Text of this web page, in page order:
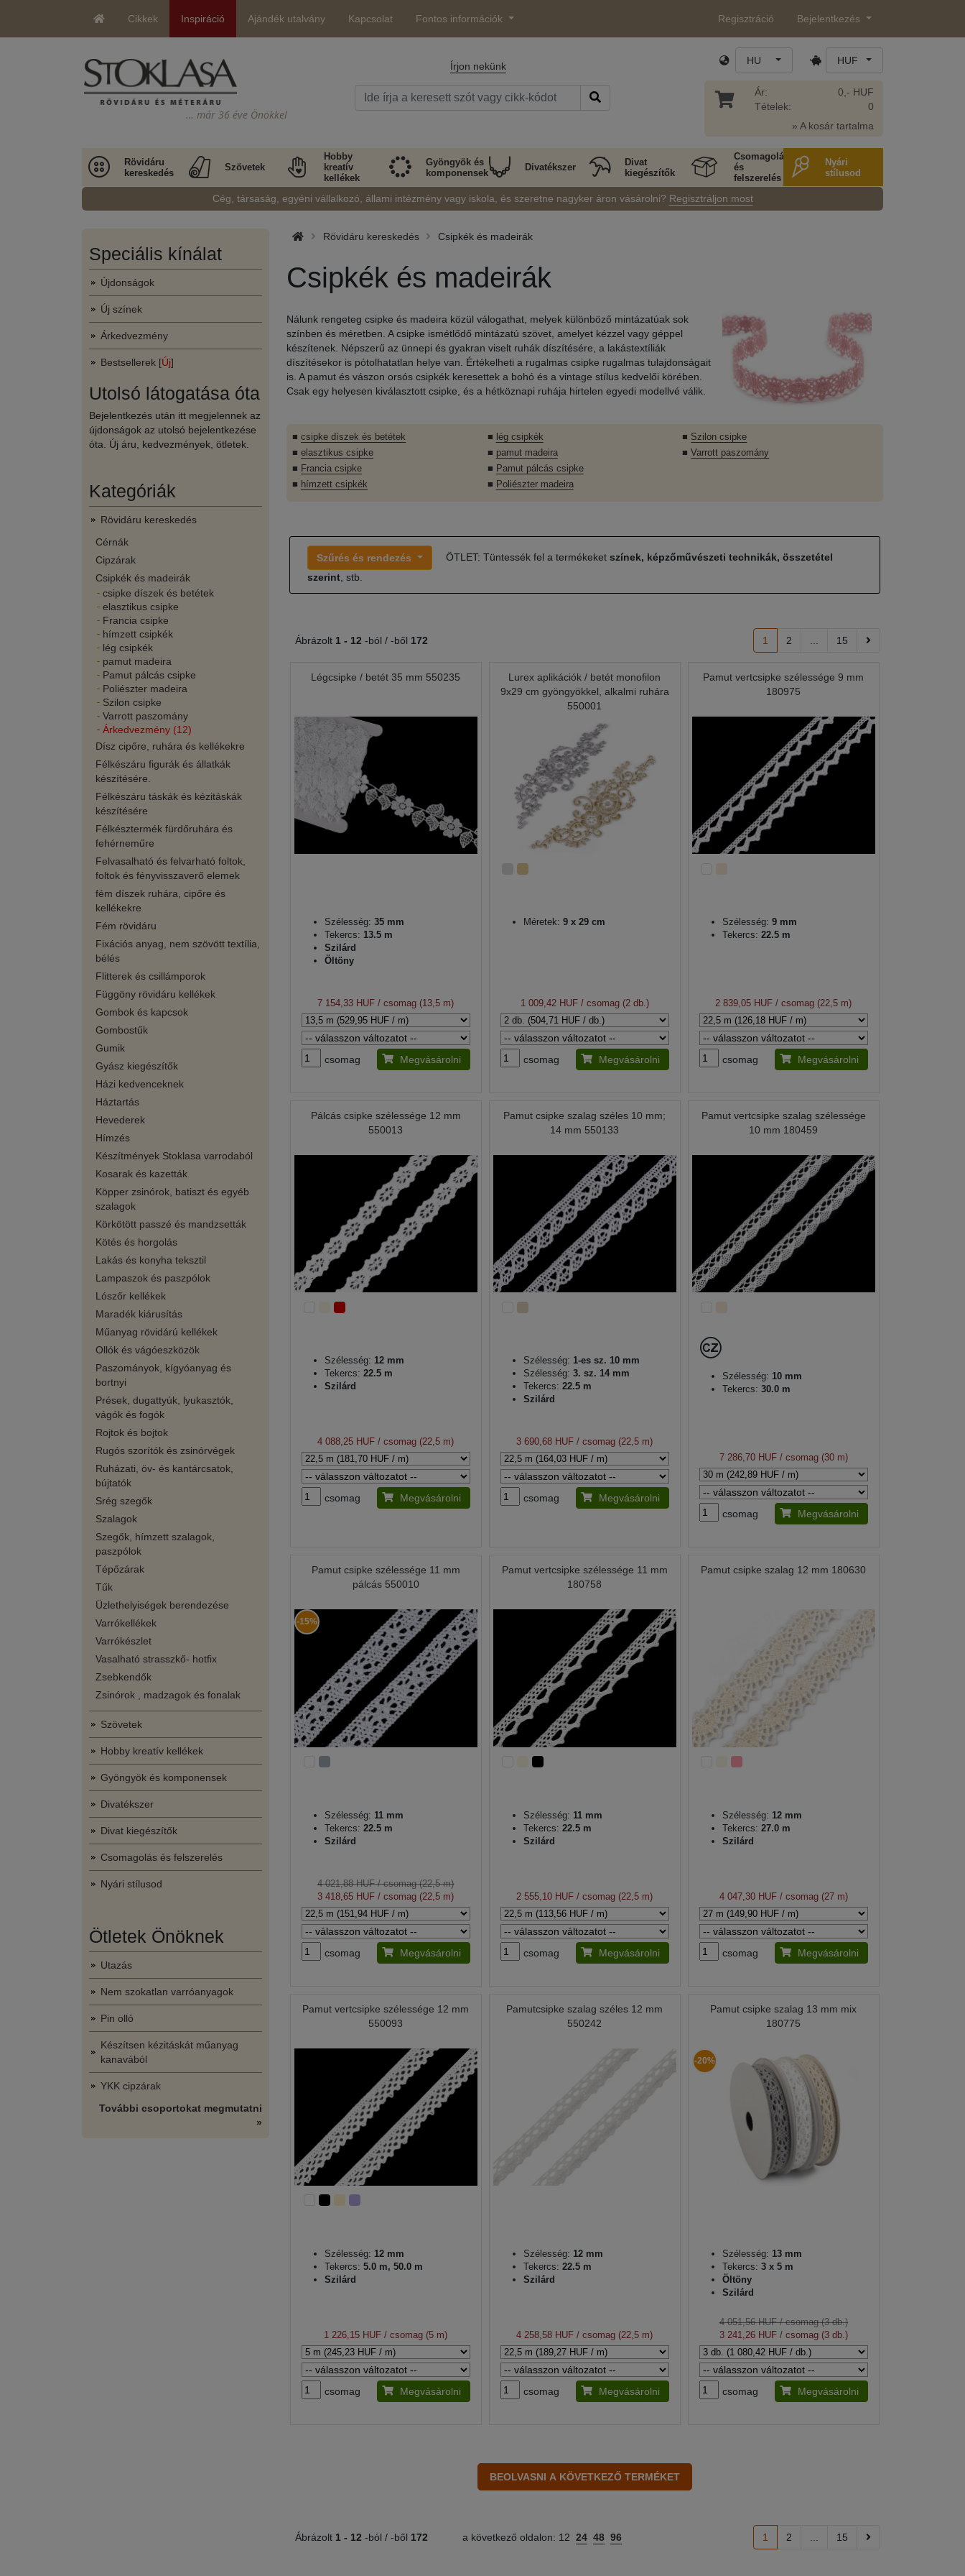
Cikkek Inspiráció Ajándék utalvány Kapcsolat Fontos információk Regisztráció Bejelentkezés
… már 36 éve Önökkel
Írjon nekünk HU HUF
Ár:
Tételek:
0,- HUF
0
» A kosár tartalma
Rövidáru
kereskedés
Szövetek
Hobby
kreatív
kellékek
Gyöngyök és
komponensek
Divatékszer
Divat
kiegészítők
Csomagolás
és
felszerelés
Nyári
stílusod
Cég, társaság, egyéni vállalkozó, állami intézmény vagy iskola, és szeretne nagyker áron vásárolni? Regisztráljon most
Speciális kínálat
Újdonságok
Új színek
Árkedvezmény
Bestsellerek [Új]
Utolsó látogatása óta
Bejelentkezés után itt megjelennek az
újdonságok az utolsó bejelentkezése
óta. Új áru, kedvezmények, ötletek.
Kategóriák
Rövidáru kereskedés
Cérnák
Cipzárak
Csipkék és madeirák
csipke díszek és betétek
elasztikus csipke
Francia csipke
hímzett csipkék
lég csipkék
pamut madeira
Pamut pálcás csipke
Poliészter madeira
Szilon csipke
Varrott paszomány
Árkedvezmény (12)
Dísz cipőre, ruhára és kellékekre
Félkészáru figurák és állatkák
készítésére.
Félkészáru táskák és kézitáskák
készítésére
Félkésztermék fürdőruhára és
fehérneműre
Felvasalható és felvarható foltok,
foltok és fényvisszaverő elemek
fém díszek ruhára, cipőre és
kellékekre
Fém rövidáru
Fixációs anyag, nem szövött textília,
bélés
Flitterek és csillámporok
Függöny rövidáru kellékek
Gombok és kapcsok
Gombostűk
Gumik
Gyász kiegészítők
Házi kedvenceknek
Háztartás
Hevederek
Hímzés
Készítmények Stoklasa varrodaból
Kosarak és kazetták
Köpper zsinórok, batiszt és egyéb
szalagok
Körkötött passzé és mandzsetták
Kötés és horgolás
Lakás és konyha teksztil
Lampaszok és paszpólok
Lószőr kellékek
Maradék kiárusítás
Műanyag rövidárú kellékek
Ollók és vágóeszközök
Paszományok, kígyóanyag és
bortnyi
Prések, dugattyúk, lyukasztók,
vágók és fogók
Rojtok és bojtok
Rugós szorítók és zsinórvégek
Ruházati, öv- és kantárcsatok,
bújtatók
Srég szegők
Szalagok
Szegők, hímzett szalagok,
paszpólok
Tépőzárak
Tűk
Üzlethelyiségek berendezése
Varrókellékek
Varrókészlet
Vasalható strasszkő- hotfix
Zsebkendők
Zsinórok , madzagok és fonalak
Szövetek
Hobby kreatív kellékek
Gyöngyök és komponensek
Divatékszer
Divat kiegészítők
Csomagolás és felszerelés
Nyári stílusod
Ötletek Önöknek
Utazás
Nem szokatlan varróanyagok
Pin olló
Készítsen kézitáskát műanyag
kanavából
YKK cipzárak
További csoportokat megmutatni
»
Rövidáru kereskedés Csipkék és madeirák
Csipkék és madeirák
Nálunk rengeteg csipke és madeira közül válogathat, melyek különböző mintázatúak sok
színben és méretben. A csipke ismétlődő mintázatú szövet, amelyet kézzel vagy géppel
készítenek. Népszerű az ünnepi és gyakran viselt ruhák díszítésére, a lakástextíliák
díszítésekor is pótolhatatlan helye van. Értékelheti a rugalmas csipke rugalmas tulajdonságait
is. A pamut és vászon orsós csipkék keresettek a bohó és a vintage stílus kedvelői körében.
Csak egy helyesen kiválasztott csipke, és a hétköznapi ruhája hirtelen egyedi modellvé válik.
■ csipke díszek és betétek
■ elasztikus csipke
■ Francia csipke
■ hímzett csipkék
■ lég csipkék
■ pamut madeira
■ Pamut pálcás csipke
■ Poliészter madeira
■ Szilon csipke
■Varrott paszomány
Szűrés és rendezés ÖTLET: Tüntessék fel a termékeket színek, képzőművészeti technikák, összetétel
szerint , stb.
Ábrázolt 1 - 12 -ból / -ből 172 1 2 15
Légcsipke / betét 35 mm 550235
Szélesség: 35 mm
Tekercs: 13.5 m
Szilárd
Öltöny
7 154,33 HUF / csomag (13,5 m)
csomag Megvásárolni
Lurex aplikációk / betét monofilon
9x29 cm gyöngyökkel, alkalmi ruhára
550001
Méretek: 9 x 29 cm
1 009,42 HUF/ csomag (2 db.)
csomag Megvásárolni
Pamut vertcsipke szélessége 9 mm
180975
Szélesség: 9 mm
Tekercs: 22.5 m
2 839,05 HUF / csomag (22,5 m)
csomag Megvásárolni
Pálcás csipke szélessége 12 mm
550013
Szélesség: 12 mm
Tekercs: 22.5 m
Szilárd
4 088,25 HUF / csomag (22,5 m)
csomag Megvásárolni
Pamut csipke szalag széles 10 mm;
14 mm 550133
Szélesség: 1-es sz. 10 mm
Szélesség: 3. sz. 14 mm
Tekercs: 22.5 m
Szilárd
3 690,68 HUF / csomag (22,5 m)
csomag Megvásárolni
Pamut vertcsipke szalag szélessége
10 mm 180459
Szélesség: 10 mm
Tekercs: 30.0 m
7 286,70 HUF/ csomag (30 m)
csomag Megvásárolni
Pamut csipke szélessége 11 mm
pálcás 550010
-15%
Szélesség: 11 mm
Tekercs: 22.5 m
Szilárd
4 021,88 HUF/ csomag (22,5 m)
3 418,65 HUF / csomag (22,5 m)
csomag Megvásárolni
Pamut vertcsipke szélessége 11 mm
180758
Szélesség: 11 mm
Tekercs: 22.5 m
Szilárd
2 555,10 HUF / csomag (22,5 m)
csomag Megvásárolni
Pamut csipke szalag 12 mm 180630
Szélesség: 12 mm
Tekercs: 27.0 m
Szilárd
4 047,30 HUF/ csomag (27 m)
csomag Megvásárolni
Pamut vertcsipke szélessége 12 mm
550093
Szélesség: 12 mm
Tekercs: 5.0 m, 50.0 m
Szilárd
1 226,15 HUF / csomag (5 m)
csomag Megvásárolni
Pamutcsipke szalag széles 12 mm
550242
Szélesség: 12 mm
Tekercs: 22.5 m
Szilárd
4 258,58 HUF / csomag (22,5 m)
csomag Megvásárolni
Pamut csipke szalag 13 mm mix
180775
-20%
Szélesség: 13 mm
Tekercs: 3 x 5 m
Öltöny
Szilárd
4 051,56 HUF/ csomag (3 db.)
3 241,26 HUF/ csomag (3 db.)
csomag Megvásárolni
Ábrázolt 1 - 12 -ból / -ből 172 a következő oldalon: 12 24 48 96 1 2 15